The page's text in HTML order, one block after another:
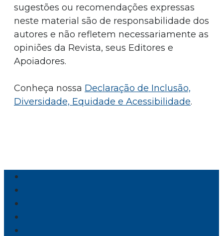
sugestões ou recomendações expressas
neste material são de responsabilidade dos
autores e não refletem necessariamente as
opiniões da Revista, seus Editores e
Apoiadores.
Conheça nossa Declaração de Inclusão,
Diversidade, Equidade e Acessibilidade.